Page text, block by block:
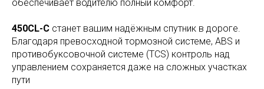
обеспечивает водителю полный комфорт.
450CL-C станет вашим надёжным спутник в дороге.
Благодаря превосходной тормозной системе, ABS и
противобуксовочной системе (TCS) контроль над
управлением сохраняется даже на сложных участках
пути